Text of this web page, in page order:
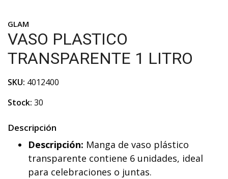
GLAM
VASO PLASTICO
TRANSPARENTE 1 LITRO
SKU: 4012400
Stock: 30
Descripción
Descripción: Manga de vaso plástico
transparente contiene 6 unidades, ideal
para celebraciones o juntas.